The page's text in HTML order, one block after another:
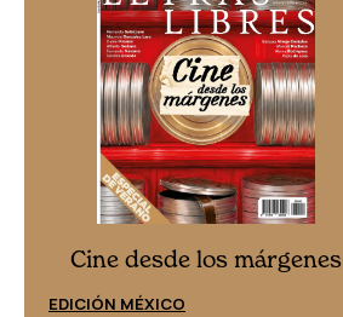
Cine desde los márgenes
EDICIÓN MÉXICO